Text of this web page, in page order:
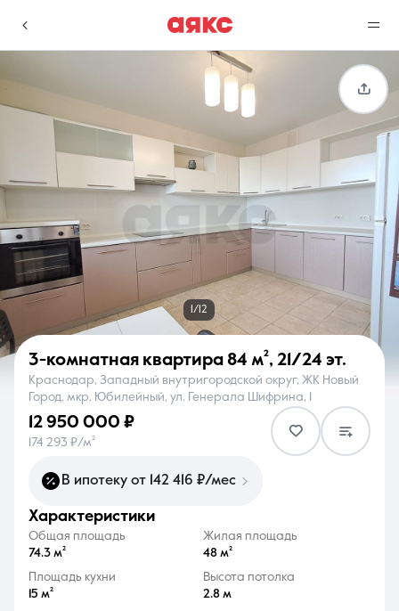
г. Краснодар
Избранное
0 объявлений
Сравнение
0 объявлений
Недвижимость Услуги
О компании Контакты
8 (861) 297-00-00
Ежедневно с 08:30 до 20:00
1/12
3-комнатная квартира 84 м², 21/24 эт.
Краснодар, Западный внутригородской округ, ЖК Новый
Город, мкр. Юбилейный, ул. Генерала Шифрина, 1
12 950 000 ₽
174 293 ₽/м²
В ипотеку от 142 416 ₽/мес
характеристики
Общая площадь
74.3 м²
Жилая площадь
48 м²
Площадь кухни
15 м²
Высота потолка
2.8 м